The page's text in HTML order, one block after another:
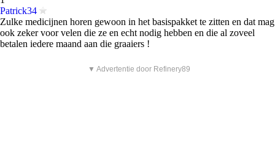
Patrick34
Zulke medicijnen horen gewoon in het basispakket te zitten en dat mag
ook zeker voor velen die ze en echt nodig hebben en die al zoveel
betalen iedere maand aan die graaiers !
▼ Advertentie door Refinery89